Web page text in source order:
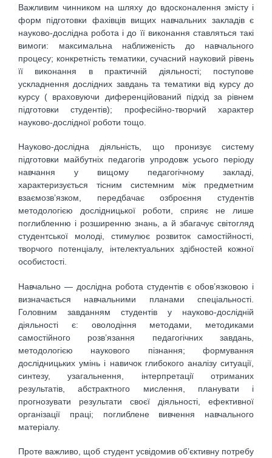
Важливим чинником на шляху до вдосконалення змісту і
форм підготовки фахівців вищих навчальних закладів є
науково-дослідна робота і до її виконання ставляться такі
вимоги: максимальна наближеність до навчального
процесу; конкретність тематики, сучасний науковий рівень
її виконання в практичній діяльності; поступове
ускладнення дослідних завдань та тематики від курсу до
курсу ( враховуючи диференційований підхід за рівнем
підготовки студентів); професійно-творчий характер
науково-дослідної роботи тощо.
Науково-дослідна діяльність, що пронизує систему
підготовки майбутніх педагогів упродовж усього періоду
навчання у вищому педагогічному закладі,
характеризується тісним системним між предметним
взаємозв’язком, передбачає озброєння студентів
методологією дослідницької роботи, сприяє не лише
поглибленню і розширенню знань, а й збагачує світогляд
студентської молоді, стимулює розвиток самостійності,
творчого потенціалу, інтелектуальних здібностей кожної
особистості.
Навчально — дослідна робота студентів є обов’язковою і
визначається навчальними планами спеціальності.
Головним завданням студентів у науково-дослідній
діяльності є: оволодіння методами, методиками
самостійного розв’язання педагогічних завдань,
методологією наукового пізнання; формування
дослідницьких умінь і навичок глибокого аналізу ситуації,
синтезу, узагальнення, інтерпретації отриманих
результатів, абстрактного мислення, планувати і
прогнозувати результати своєї діяльності, ефективної
організації праці; поглиблене вивчення навчального
матеріалу.
Проте важливо, щоб студент усвідомив об’єктивну потребу